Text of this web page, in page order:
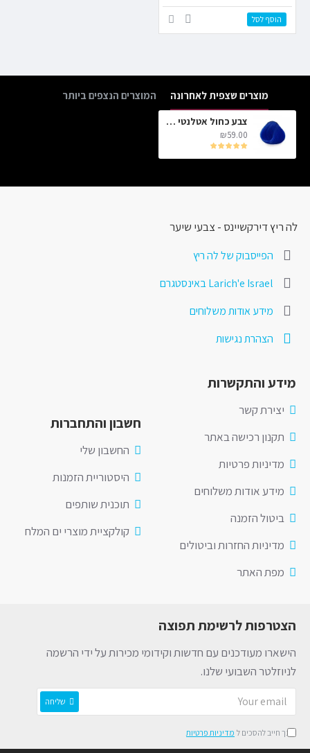
הוסף לסל
מוצרים שצפית לאחרונה המוצרים הנצפים ביותר
צבע כחול אטלנטי - Atlantic Blue
₪59.00
לה ריץ דירקשיינס - צבעי שיער
הפייסבוק של לה ריץ
Larich'e Israel באינסטגרם
מידע אודות משלוחים
הצהרת נגישות
מידע והתקשרות
יצירת קשר
תקנון רכישה באתר
מדיניות פרטיות
מידע אודות משלוחים
ביטול הזמנה
מדיניות החזרות וביטולים
מפת האתר
חשבון והתחברות
החשבון שלי
היסטוריית הזמנות
תוכנית שותפים
קולקציית מוצרי ים המלח
הצטרפות לרשימת תפוצה
הישארו מעודכנים עם חדשות וקידומי מכירות על ידי הרשמה
לניוזלטר השבועי שלנו.
שליחה
הינך חייב להסכים ל מדיניות פרטיות